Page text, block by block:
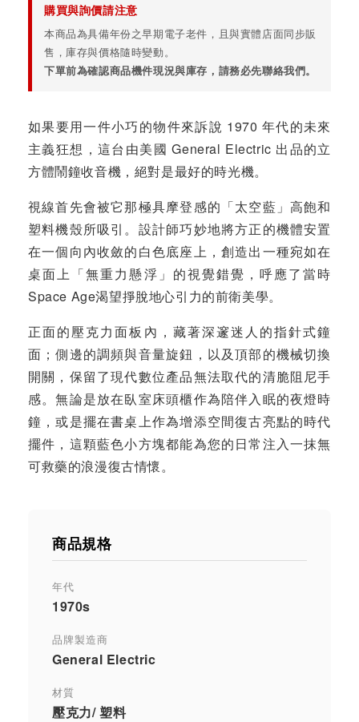
購買與詢價請注意
本商品為具備年份之早期電子老件，且與實體店面同步販
售，庫存與價格隨時變動。
下單前為確認商品機件現況與庫存，請務必先聯絡我們。
如果要用一件小巧的物件來訴說 1970 年代的未來
主義狂想，這台由美國 General Electric 出品的立
方體鬧鐘收音機，絕對是最好的時光機。
視線首先會被它那極具摩登感的「太空藍」高飽和
塑料機殼所吸引。設計師巧妙地將方正的機體安置
在一個向內收斂的白色底座上，創造出一種宛如在
桌面上「無重力懸浮」的視覺錯覺，呼應了當時
Space Age渴望掙脫地心引力的前衛美學。
正面的壓克力面板內，藏著深邃迷人的指針式鐘
面；側邊的調頻與音量旋鈕，以及頂部的機械切換
開關，保留了現代數位產品無法取代的清脆阻尼手
感。無論是放在臥室床頭櫃作為陪伴入眠的夜燈時
鐘，或是擺在書桌上作為增添空間復古亮點的時代
擺件，這顆藍色小方塊都能為您的日常注入一抹無
可救藥的浪漫復古情懷。
商品規格
年代
1970s
品牌製造商
General Electric
材質
壓克力/ 塑料